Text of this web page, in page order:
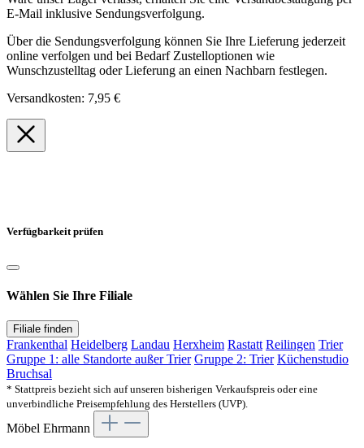
E-Mail inklusive Sendungsverfolgung.
Über die Sendungsverfolgung können Sie Ihre Lieferung jederzeit
online verfolgen und bei Bedarf Zustelloptionen wie
Wunschzustelltag oder Lieferung an einen Nachbarn festlegen.
Versandkosten: 7,95 €
Verfügbarkeit prüfen
Wählen Sie Ihre Filiale
Filiale finden
Frankenthal Heidelberg Landau Herxheim Rastatt Reilingen Trier
Gruppe 1: alle Standorte außer Trier Gruppe 2: Trier Küchenstudio
Bruchsal
* Stattpreis bezieht sich auf unseren bisherigen Verkaufspreis oder eine
unverbindliche Preisempfehlung des Herstellers (UVP).
Möbel Ehrmann